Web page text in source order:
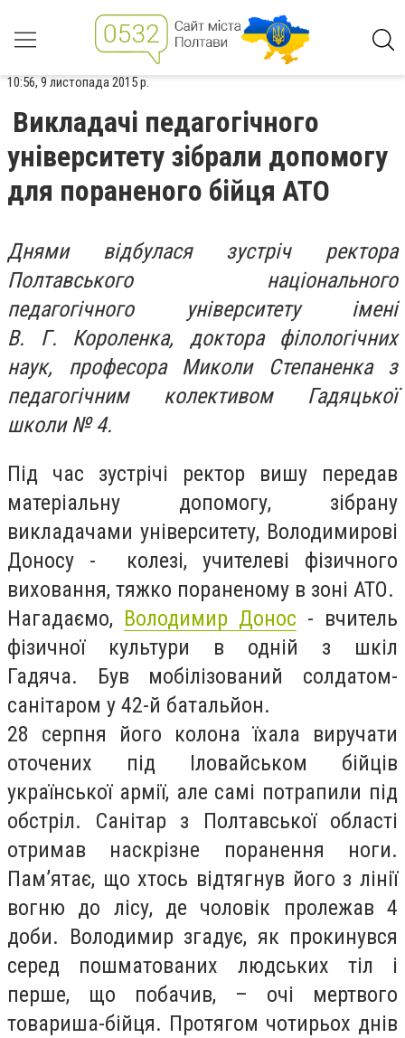
10:56, 9 листопада 2015 р.
Викладачі педагогічного
університету зібрали допомогу
для пораненого бійця АТО
Днями відбулася зустріч ректора
Полтавського національного
педагогічного університету імені
В. Г. Короленка, доктора філологічних
наук, професора Миколи Степаненка з
педагогічним колективом Гадяцької
школи № 4.
Під час зустрічі ректор вишу передав
матеріальну допомогу, зібрану
викладачами університету, Володимирові
Доносу - колезі, учителеві фізичного
виховання, тяжко пораненому в зоні АТО.
Нагадаємо, Володимир Донос - вчитель
фізичної культури в одній з шкіл
Гадяча. Був мобілізований солдатом-
санітаром у 42-й батальйон.
28 серпня його колона їхала виручати
оточених під Іловайськом бійців
української армії, але самі потрапили під
обстріл. Санітар з Полтавської області
отримав наскрізне поранення ноги.
Пам’ятає, що хтось відтягнув його з лінії
вогню до лісу, де чоловік пролежав 4
доби. Володимир згадує, як прокинувся
серед пошматованих людських тіл і
перше, що побачив, – очі мертвого
товариша-бійця. Протягом чотирьох днів